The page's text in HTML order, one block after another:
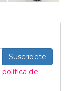
Suscribete
política de